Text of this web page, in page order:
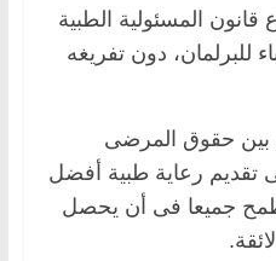
المسئولية الطبية
للبرلمان، دون تفريغه
بين حقوق المرضى
تقديم رعاية طبية أفضل
جميعا فى أن يحصل